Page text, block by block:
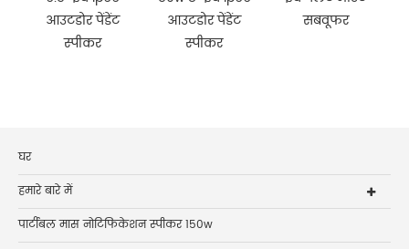
आउटडोर पेंडेंट
स्पीकर
आउटडोर पेंडेंट
स्पीकर
सबवूफर
घर
हमारे बारे में
पार्टीबल मास नोटिफिकेशन स्पीकर 150w